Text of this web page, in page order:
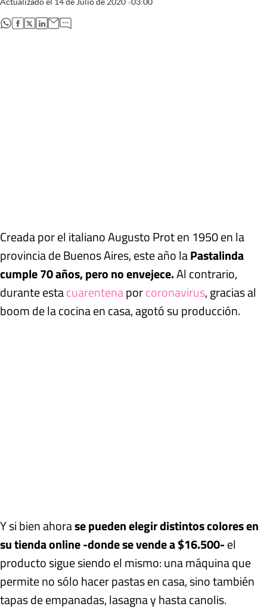
abre en nueva pestaña
abre en nueva pestaña
abre en nueva pestaña
abre en nueva pestaña
Creada por el italiano Augusto Prot en 1950 en la
provincia de Buenos Aires, este año laPastalinda
cumple 70 años, pero no envejece.Al contrario,
durante estacuarentenaporcoronavirus, gracias al
boom de la cocina en casa, agotó su producción.
Y si bien ahorase pueden elegir distintos colores en
su tienda online -donde se vende a $16.500-el
producto sigue siendo el mismo: una máquina que
permite no sólo hacer pastas en casa, sino también
tapas de empanadas, lasagna y hasta canolis.